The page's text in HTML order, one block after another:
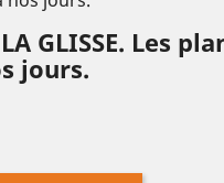
LA GLISSE. Les
jours.